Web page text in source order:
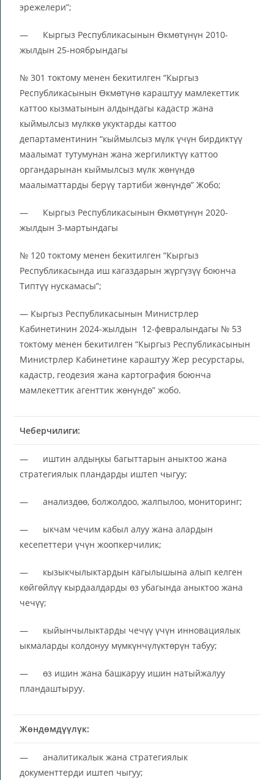
эрежелери”;
— Кыргыз Республикасынын Өкмөтүнүн 2010-
жылдын 25-ноябрындагы
№ 301 токтому менен бекитилген “Кыргыз
Республикасынын Өкмөтүнө караштуу мамлекеттик
каттоо кызматынын алдындагы кадастр жана
кыймылсыз мүлккө укуктарды каттоо
департаментинин “кыймылсыз мүлк үчүн бирдиктүү
маалымат тутумунан жана жергиликтүү каттоо
органдарынан кыймылсыз мүлк жөнүндө
маалыматтарды берүү тартиби жөнүндө” Жобо;
— Кыргыз Республикасынын Өкмөтүнүн 2020-
жылдын 3-мартындагы
№ 120 токтому менен бекитилген “Кыргыз
Республикасында иш кагаздарын жүргүзүү боюнча
Типтүү нускамасы”;
— Кыргыз Республикасынын Министрлер
Кабинетинин 2024-жылдын 12-февралындагы № 53
токтому менен бекитилген “Кыргыз Республикасынын
Министрлер Кабинетине караштуу Жер ресурстары,
кадастр, геодезия жана картография боюнча
мамлекеттик агенттик жөнүндө” жобо.
Чеберчилиги:
— иштин алдыңкы багыттарын аныктоо жана
стратегиялык пландарды иштеп чыгуу;
— анализдөө, болжолдоо, жалпылоо, мониторинг;
— ыкчам чечим кабыл алуу жана алардын
кесепеттери үчүн жоопкерчилик;
— кызыкчылыктардын кагылышына алып келген
көйгөйлүү кырдаалдарды өз убагында аныктоо жана
чечүү;
— кыйынчылыктарды чечүү үчүн инновациялык
ыкмаларды колдонуу мүмкүнчүлүктөрүн табуу;
— өз ишин жана башкаруу ишин натыйжалуу
пландаштыруу.
Жөндөмдүүлүк:
— аналитикалык жана стратегиялык
документтерди иштеп чыгуу;